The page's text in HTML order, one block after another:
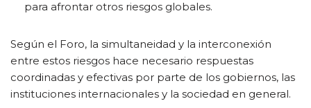
para afrontar otros riesgos globales.
Según el Foro, la simultaneidad y la interconexión
entre estos riesgos hace necesario respuestas
coordinadas y efectivas por parte de los gobiernos, las
instituciones internacionales y la sociedad en general.